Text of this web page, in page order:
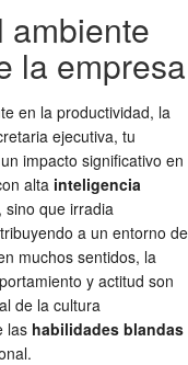
ambiente
la empresa
en la productividad, la
ejecutiva, tu
impacto significativo en
alta inteligencia
sino que irradia
a un entorno de
muchos sentidos, la
y actitud son
de la cultura
las habilidades blandas